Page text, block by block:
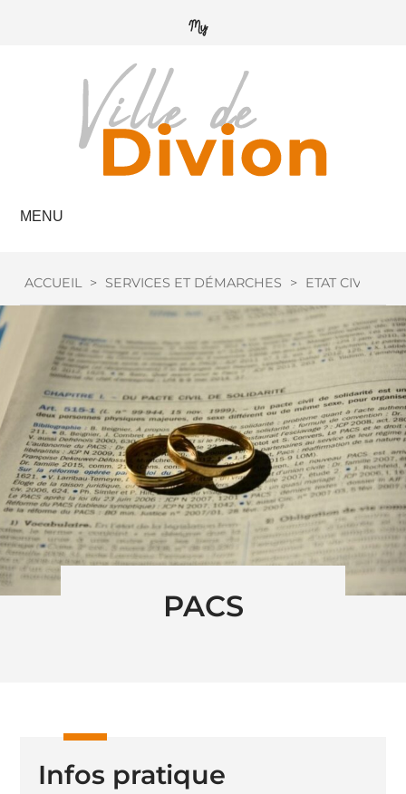
MENU
ACCUEIL > SERVICES ET DÉMARCHES > ETAT CIVIL
PACS
Infos pratique